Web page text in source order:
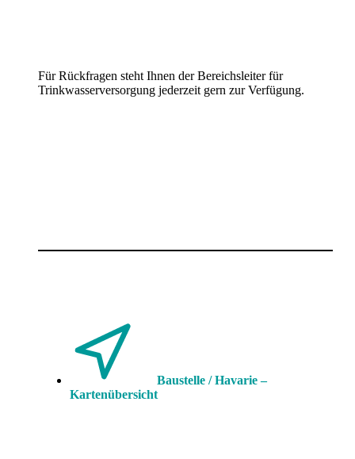
Für Rückfragen steht Ihnen der Bereichsleiter für
Trinkwasserversorgung jederzeit gern zur Verfügung.
Baustelle / Havarie –
Kartenübersicht